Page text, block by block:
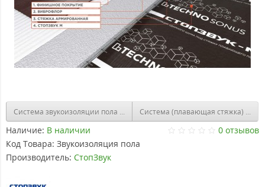
Система звукоизоляции пола (плавающая стяжка) «Стандарт 3» Система
Наличие: В наличии
0 отзывов
Код Товара: Звукоизоляция пола
Производитель: СтопЗвук